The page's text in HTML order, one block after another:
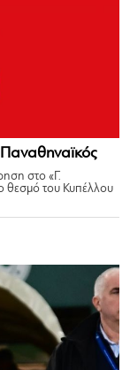
στο «Γ.
θεσμό του Κυπέλλου